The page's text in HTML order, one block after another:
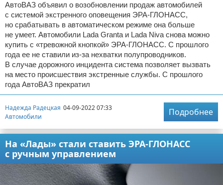
АвтоВАЗ объявил о возобновлении продаж автомобилей
с системой экстренного оповещения ЭРА-ГЛОНАСС,
но срабатывать в автоматическом режиме она больше
не умеет. Автомобили Lada Granta и Lada Niva снова можно
купить с «тревожной кнопкой» ЭРА-ГЛОНАСС. С прошлого
года ее не ставили из-за нехватки полупроводников.
В случае дорожного инцидента система позволяет вызвать
на место происшествия экстренные службы. С прошлого
года АвтоВАЗ прекратил
Надежда Радецкая 04-09-2022 07:33
Автомобили
Подробнее
На «Лады» стали ставить ЭРА-ГЛОНАСС
с ручным управлением